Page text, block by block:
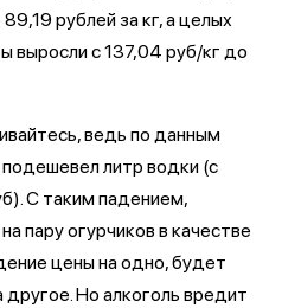
рублей за кг, а целых
выросли с 137,04 руб/кг до
ведь по данным
литр водки (с
С таким падением,
пару огурчиков в качестве
цены на одно, будет
Но алкоголь вредит